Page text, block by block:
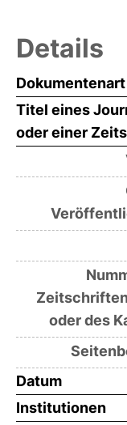
Details
Dokumentenart
Titel eines
oder einer
oder des
Datum
Institutionen